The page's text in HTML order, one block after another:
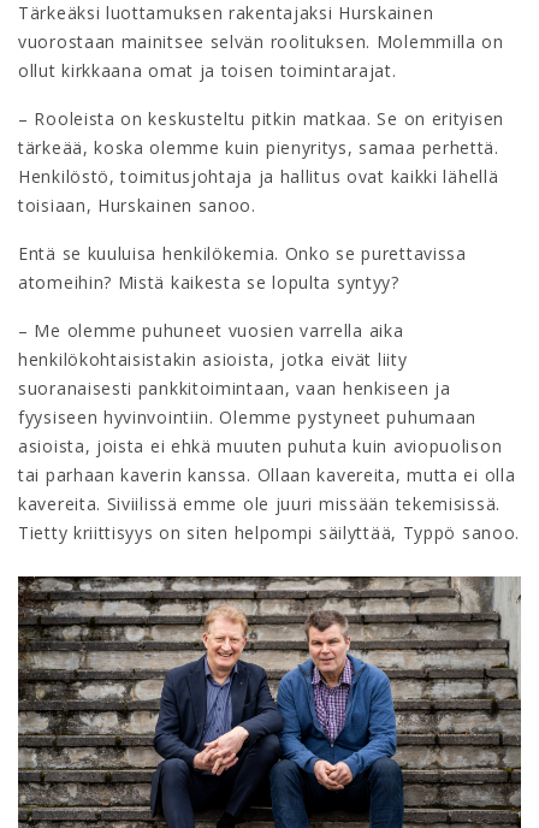
Tärkeäksi luottamuksen rakentajaksi Hurskainen
vuorostaan mainitsee selvän roolituksen. Molemmilla on
ollut kirkkaana omat ja toisen toimintarajat.
– Rooleista on keskusteltu pitkin matkaa. Se on erityisen
tärkeää, koska olemme kuin pienyritys, samaa perhettä.
Henkilöstö, toimitusjohtaja ja hallitus ovat kaikki lähellä
toisiaan, Hurskainen sanoo.
Entä se kuuluisa henkilökemia. Onko se purettavissa
atomeihin? Mistä kaikesta se lopulta syntyy?
– Me olemme puhuneet vuosien varrella aika
henkilökohtaisistakin asioista, jotka eivät liity
suoranaisesti pankkitoimintaan, vaan henkiseen ja
fyysiseen hyvinvointiin. Olemme pystyneet puhumaan
asioista, joista ei ehkä muuten puhuta kuin aviopuolison
tai parhaan kaverin kanssa. Ollaan kavereita, mutta ei olla
kavereita. Siviilissä emme ole juuri missään tekemisissä.
Tietty kriittisyys on siten helpompi säilyttää, Typpö sanoo.